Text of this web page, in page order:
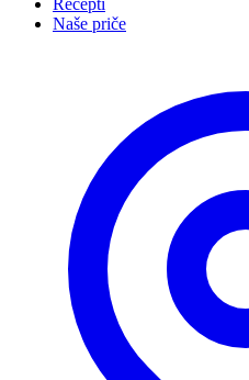
Recepti
Naše priče